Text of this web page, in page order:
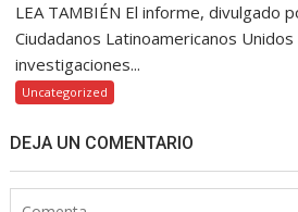
LEA TAMBIÉN El informe, divulgado
Ciudadanos Latinoamericanos Unidos
investigaciones...
Uncategorized
DEJA UN COMENTARIO